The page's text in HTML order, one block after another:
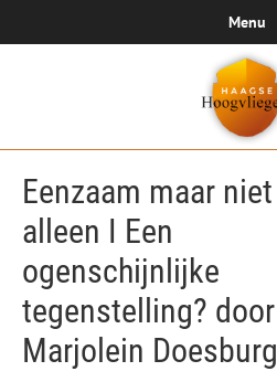
Menu
Eenzaam maar niet
alleen I Een
ogenschijnlijke
tegenstelling? door
Marjolein Doesburg